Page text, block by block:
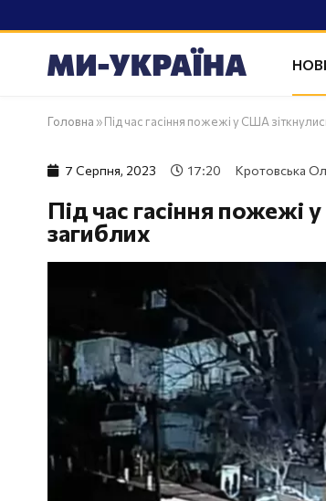
Головна »Під час гасіння пожежі у США
7 Серпня, 2023 17:20 Кротовська
Під час гасіння пожежі
загиблих